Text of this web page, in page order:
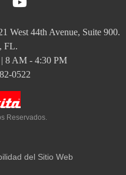
West 44th Avenue, Suite 900.
FL.
| 8 AM - 4:30 PM
0522
Reservados.
del Sitio Web